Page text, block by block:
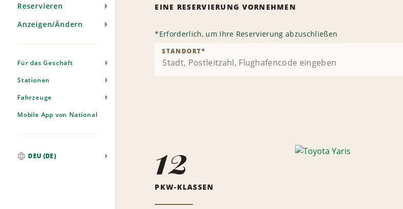
Reservieren
Anzeigen/Ändern
Für das Geschäft
Stationen
Fahrzeuge
Mobile App von National
DEU (DE)
EINE RESERVIERUNG VORNEHMEN
*Erforderlich, um Ihre Reservierung abzuschließen
STANDORT*
12
PKW-KLASSEN